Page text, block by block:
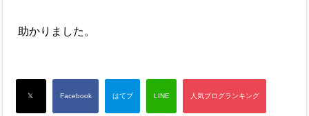
助かりました。